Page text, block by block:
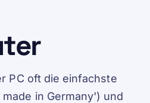
PC oft die einfachste
in Germany') und